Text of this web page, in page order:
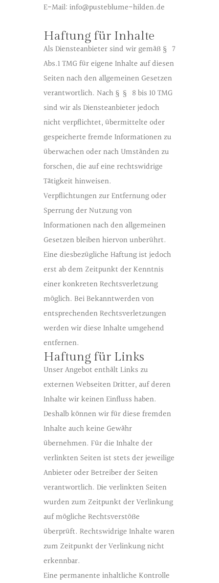
E-Mail: info@pusteblume-hilden.de
Haftung für Inhalte
Als Diensteanbieter sind wir gemäß § 7
Abs.1 TMG für eigene Inhalte auf diesen
Seiten nach den allgemeinen Gesetzen
verantwortlich. Nach §§ 8 bis 10 TMG
sind wir als Diensteanbieter jedoch
nicht verpflichtet, übermittelte oder
gespeicherte fremde Informationen zu
überwachen oder nach Umständen zu
forschen, die auf eine rechtswidrige
Tätigkeit hinweisen.
Verpflichtungen zur Entfernung oder
Sperrung der Nutzung von
Informationen nach den allgemeinen
Gesetzen bleiben hiervon unberührt.
Eine diesbezügliche Haftung ist jedoch
erst ab dem Zeitpunkt der Kenntnis
einer konkreten Rechtsverletzung
möglich. Bei Bekanntwerden von
entsprechenden Rechtsverletzungen
werden wir diese Inhalte umgehend
entfernen.
Haftung für Links
Unser Angebot enthält Links zu
externen Webseiten Dritter, auf deren
Inhalte wir keinen Einfluss haben.
Deshalb können wir für diese fremden
Inhalte auch keine Gewähr
übernehmen. Für die Inhalte der
verlinkten Seiten ist stets der jeweilige
Anbieter oder Betreiber der Seiten
verantwortlich. Die verlinkten Seiten
wurden zum Zeitpunkt der Verlinkung
auf mögliche Rechtsverstöße
überprüft. Rechtswidrige Inhalte waren
zum Zeitpunkt der Verlinkung nicht
erkennbar.
Eine permanente inhaltliche Kontrolle